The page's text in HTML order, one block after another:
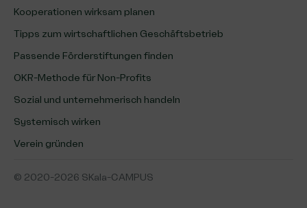
Kooperationen wirksam planen
Tipps zum wirtschaftlichen Geschäftsbetrieb
Passende Förderstiftungen finden
OKR-Methode für Non-Profits
Sozial und unternehmerisch handeln
Systemisch wirken
Verein gründen
© 2020-2026 SKala-CAMPUS